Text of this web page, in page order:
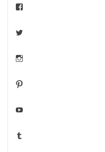
Facebook
Twitter
Instagram
Pinterest
YouTube
Tumblr